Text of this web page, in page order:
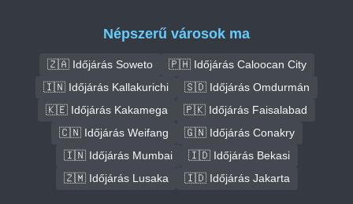
Népszerű városok ma
🇿🇦 Időjárás Soweto
🇵🇭 Időjárás Caloocan City
🇮🇳 Időjárás Kallakurichi
🇸🇩 Időjárás Omdurmán
🇰🇪 Időjárás Kakamega
🇵🇰 Időjárás Faisalabad
🇨🇳 Időjárás Weifang
🇬🇳 Időjárás Conakry
🇮🇳 Időjárás Mumbai
🇮🇩 Időjárás Bekasi
🇿🇲 Időjárás Lusaka
🇮🇩 Időjárás Jakarta